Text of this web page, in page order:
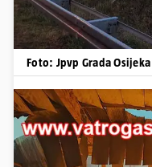
Foto: Jpvp Grada Osijeka